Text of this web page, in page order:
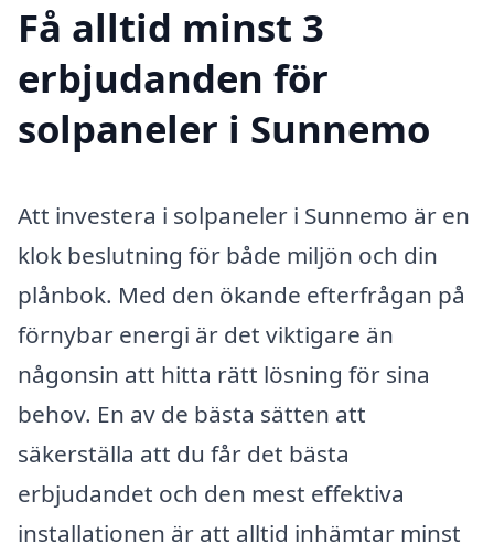
Få alltid minst 3
erbjudanden för
solpaneler i Sunnemo
Att investera i solpaneler i Sunnemo är en
klok beslutning för både miljön och din
plånbok. Med den ökande efterfrågan på
förnybar energi är det viktigare än
någonsin att hitta rätt lösning för sina
behov. En av de bästa sätten att
säkerställa att du får det bästa
erbjudandet och den mest effektiva
installationen är att alltid inhämtar minst